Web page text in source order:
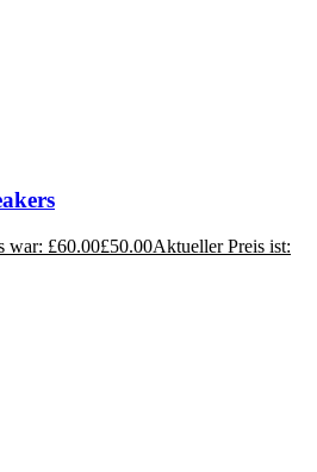
war: £60.00£50.00Aktueller Preis ist: